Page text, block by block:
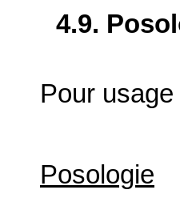
4.9.
Pour
Posologie